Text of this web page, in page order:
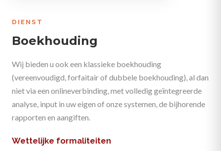
DIENST
Boekhouding
Wij bieden u ook een klassieke boekhouding
(vereenvoudigd, forfaitair of dubbele boekhouding), al dan
niet via een onlineverbinding, met volledig geïntegreerde
analyse, input in uw eigen of onze systemen, de bijhorende
rapporten en aangiften.
Wettelijke formaliteiten